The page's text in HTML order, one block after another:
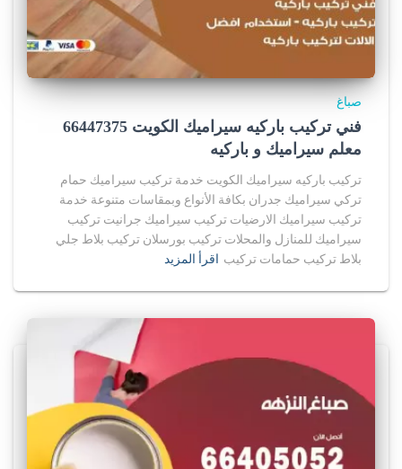
صباغ
فني تركيب باركيه سيراميك الكويت 66447375
معلم سيراميك و باركيه
تركيب باركيه سيراميك الكويت خدمة تركيب سيراميك حمام
تركي سيراميك جدران بكافة الأنواع وبمقاسات متنوعة خدمة
تركيب سيراميك الارضيات تركيب سيراميك جرانيت تركيب
سيراميك للمنازل والمحلات تركيب بورسلان تركيب بلاط جلي
بلاط تركيب حمامات تركيب اقرأ المزيد